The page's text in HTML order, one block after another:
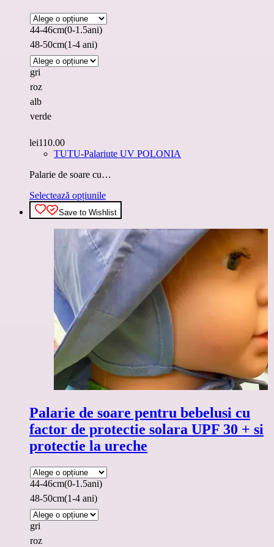
44-46cm(0-1.5ani)
48-50cm(1-4 ani)
gri
roz
alb
verde
lei110.00
TUTU-Palariute UV POLONIA
Palarie de soare cu…
Selectează opțiunileAcest
produs
are
mai
multe
variații.
Opțiunile
pot
pagina
produsului.
Save to Wishlist
Palarie de soare pentru bebelusi cu
factor de protectie solara UPF 30 + si
protectie la ureche
44-46cm(0-1.5ani)
48-50cm(1-4 ani)
gri
roz